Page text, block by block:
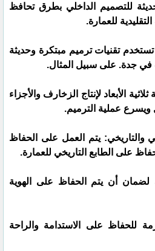
للتصميم الداخلي بطرق تحافظ
للعمارة.
تستخدم تقنيات ترميم مبتكرة وحديثة
في جدة. على سبيل المثال.
الأبعاد لإنتاج الزخارف والأجزاء
ويسرع عملية الترميم.
والتاريخي: يتم العمل على الحفاظ
على الطابع التاريخي للعمارة.
لضمان أن يتم الحفاظ على الهوية
للحفاظ على الاستدامة والراحة